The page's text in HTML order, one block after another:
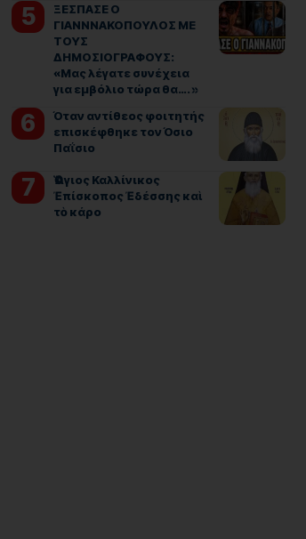
ΞΕΣΠΑΣΕ Ο
ΓΙΑΝΝΝΑΚΟΠΟΥΛΟΣ ΜΕ
ΤΟΥΣ
ΔΗΜΟΣΙΟΓΡΑΦΟΥΣ:
«Μας λέγατε συνέχεια
για εμβόλιο τώρα θα…. »
Όταν αντίθεος φοιτητής
επισκέφθηκε τον Όσιο
Παΐσιο
Ὁ Ἅγιος Καλλίνικος
Ἐπίσκοπος Ἐδέσσης καὶ
τὸ κάρο